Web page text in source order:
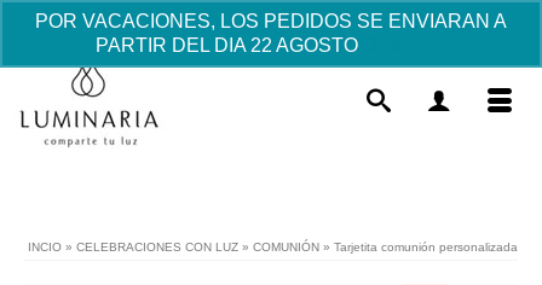
POR VACACIONES, LOS PEDIDOS SE ENVIARAN A
PARTIR DEL DIA 22 AGOSTO
INCIO » CELEBRACIONES CON LUZ » COMUNIÓN » Tarjetita comunión personalizada